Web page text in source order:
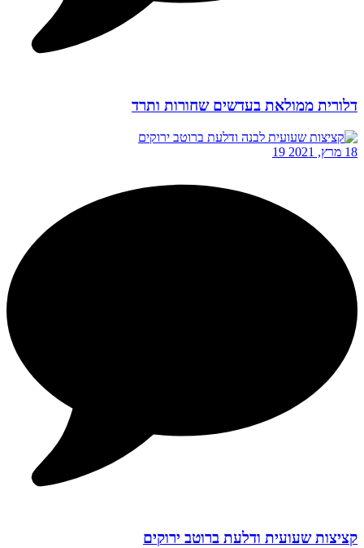
דלורית ממולאת בעדשים שחורות ותרד
18 מרץ, 2021 19
קציצות שעועית ודלעת ברוטב ירוקים